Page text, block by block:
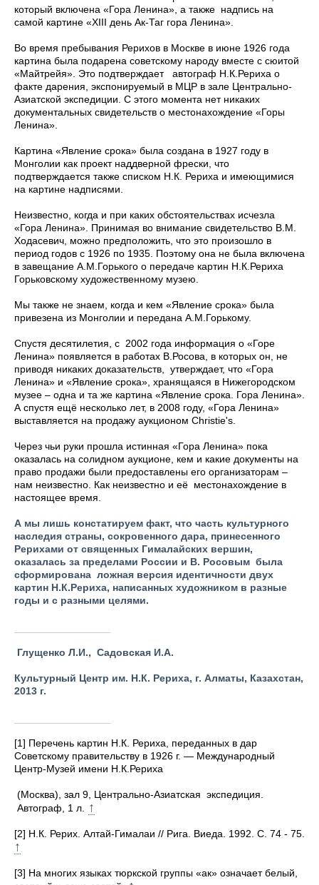
который включена «Гора Ленина», а также надпись на
самой картине «ХIII день Ак-Таг гора Ленина».
Во время пребывания Рерихов в Москве в июне 1926 года
картина была подарена советскому народу вместе с сюитой
«Майтрейя». Это подтверждает автограф Н.К.Рериха о
факте дарения, экспонируемый в МЦР в зале Центрально-
Азиатской экспедиции. С этого момента нет никаких
документальных свидетельств о местонахождение «Горы
Ленина».
Картина «Явление срока» была создана в 1927 году в
Монголии как проект наддверной фрески, что
подтверждается также списком Н.К. Рериха и имеющимися
на картине надписями.
Неизвестно, когда и при каких обстоятельствах исчезла
«Гора Ленина». Принимая во внимание свидетельство В.М.
Ходасевич, можно предположить, что это произошло в
период годов с 1926 по 1935. Поэтому она не была включена
в завещание А.М.Горького о передаче картин Н.К.Рериха
Горьковскому художественному музею.
Мы также не знаем, когда и кем «Явление срока» была
привезена из Монголии и передана А.М.Горькому.
Спустя десятилетия, с 2002 года информация о «Горе
Ленина» появляется в работах В.Росова, в которых он, не
приводя никаких доказательств, утверждает, что «Гора
Ленина» и «Явление срока», хранящаяся в Нижегородском
музее – одна и та же картина «Явление срока. Гора Ленина».
А спустя ещё несколько лет, в 2008 году, «Гора Ленина»
выставляется на продажу аукционом Christie's.
Через чьи руки прошла истинная «Гора Ленина» пока
оказалась на солидном аукционе, кем и какие документы на
право продажи были предоставлены его организаторам –
нам неизвестно. Как неизвестно и её местонахождение в
настоящее время.
А мы лишь констатируем факт, что часть культурного
наследия страны, сокровенного дара, принесенного
Рерихами от священных Гималайских вершин,
оказалась за пределами России и В. Росовым была
сформирована ложная версия идентичности двух
картин Н.К.Рериха, написанных художником в разные
годы и с разными целями.
Глущенко Л.И., Садовская И.А.
Культурный Центр им. Н.К. Рериха, г. Алматы, Казахстан,
2013 г.
[1] Перечень картин Н.К. Рериха, переданных в дар
Советскому правительству в 1926 г. — Международный
Центр-Музей имени Н.К.Рериха
(Москва), зал 9, Центрально-Азиатская экспедиция.
Автограф, 1 л. ↑
[2] Н.К. Рерих. Алтай-Гималаи // Рига. Виеда. 1992. С. 74 - 75.
↑
[3] На многих языках тюркской группы «ак» означает белый,